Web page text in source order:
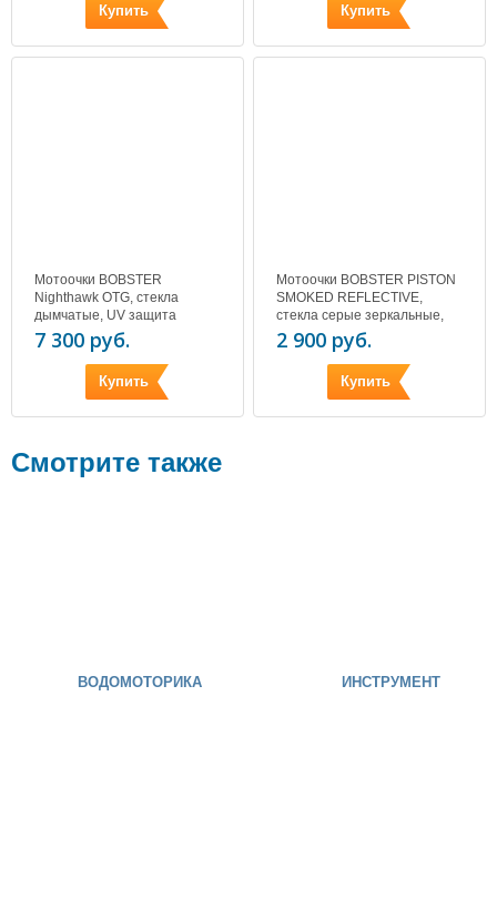
Купить Купить
Мотоочки BOBSTER
Nighthawk OTG, стекла
дымчатые, UV защита
7 300 руб.
Купить
Мотоочки BOBSTER PISTON
SMOKED REFLECTIVE,
стекла серые зеркальные,
UV защита
2 900 руб.
Купить
Смотрите также
ВОДОМОТОРИКА ИНСТРУМЕНТ